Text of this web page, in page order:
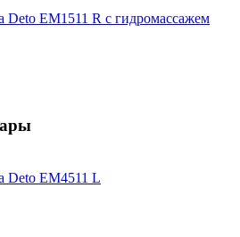
Deto EM1511 R с гидромассажем
Deto EM4511 L